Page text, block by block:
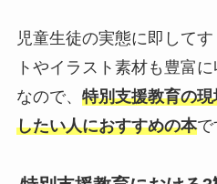
児童生徒の実態に即して
トやイラスト素材も豊富
なので、 特別支援教育の
したい人におすすめの本で